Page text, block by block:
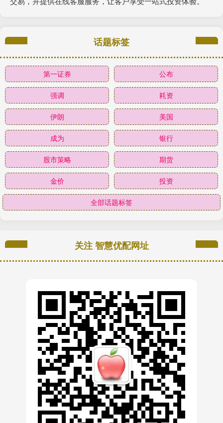
话题标签
第一证券 公布
强调 耗资
伊朗 美国
成为 银行
股市策略 期货
金价 投资
全部话题标签
关注 智慧优配网址